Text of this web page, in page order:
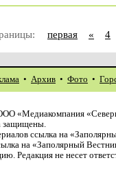
первая « 4
• Архив • Фото •
«Медиакомпания
защищены.
ссылка на
на «Заполярный
Редакция не несет